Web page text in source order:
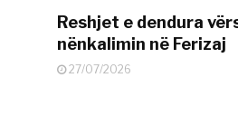
Reshjet e dendura
nënkalimin në Ferizaj
27/07/2026